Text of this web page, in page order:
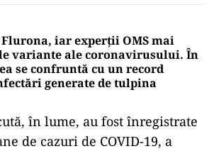
iar experții OMS mai
variante ale coronavirusului. În
se confruntă cu un record
generate de tulpina
în lume, au fost înregistrate
de cazuri de COVID-19, a